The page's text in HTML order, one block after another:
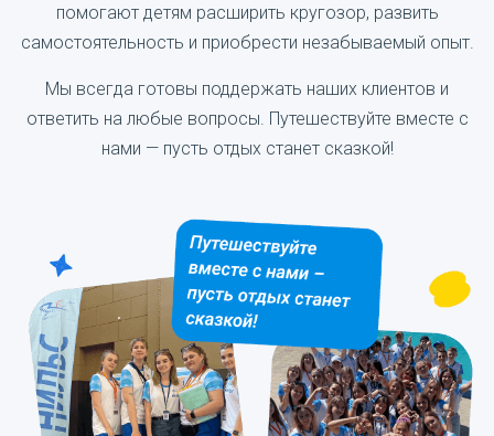
помогают детям расширить кругозор, развить
самостоятельность и приобрести незабываемый опыт.
Мы всегда готовы поддержать наших клиентов и
ответить на любые вопросы. Путешествуйте вместе с
нами — пусть отдых станет сказкой!